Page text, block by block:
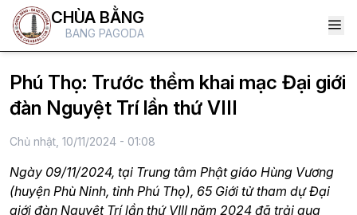
CHÙA BẰNG
BANG PAGODA
Phú Thọ: Trước thềm khai mạc Đại giới
đàn Nguyệt Trí lần thứ VIII
Chủ nhật, 10/11/2024 - 01:08
Ngày 09/11/2024, tại Trung tâm Phật giáo Hùng Vương
(huyện Phù Ninh, tỉnh Phú Thọ), 65 Giới tử tham dự Đại
giới đàn Nguyệt Trí lần thứ VIII năm 2024 đã trải qua